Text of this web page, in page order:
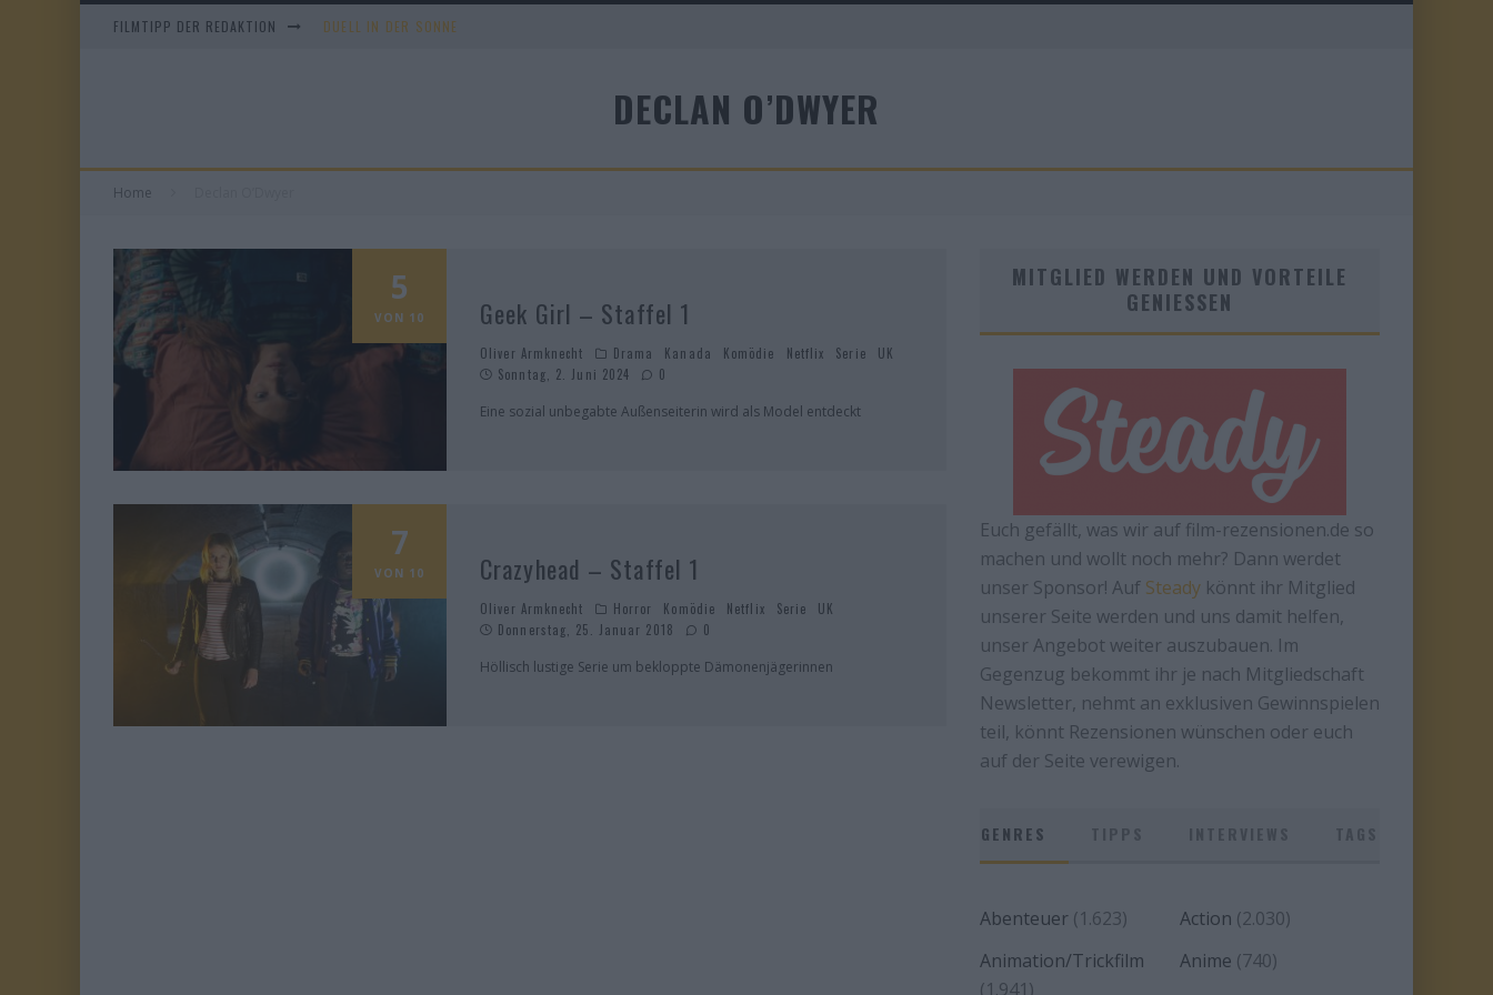
FILMTIPP DER REDAKTION DUELL IN DER SONNE
DECLAN O’DWYER
Home
5
VON 10 Geek Girl – Staffel 1
Oliver Armknecht Drama Kanada Komödie Netflix Serie
UK
Sonntag, 2. Juni 2024
0
Eine sozial unbegabte Außenseiterin wird als Model entdeckt
7
VON 10 Crazyhead – Staffel 1
Oliver Armknecht Horror Komödie Netflix Serie
UK
Donnerstag, 25. Januar 2018
0
Höllisch lustige Serie um bekloppte Dämonenjägerinnen
MITGLIED WERDEN UND VORTEILE
GENIESSEN
Euch gefällt, was wir auf film-rezensionen.de so
machen und wollt noch mehr? Dann werdet
unser Sponsor! Auf Steady könnt ihr Mitglied
unserer Seite werden und uns damit helfen,
unser Angebot weiter auszubauen. Im
Gegenzug bekommt ihr je nach Mitgliedschaft
Newsletter, nehmt an exklusiven Gewinnspielen
teil, könnt Rezensionen wünschen oder euch
auf der Seite verewigen.
GENRES
Abenteuer (1.623) Action (2.030)
Animation/Trickfilm
(1.941)
Anime (740)